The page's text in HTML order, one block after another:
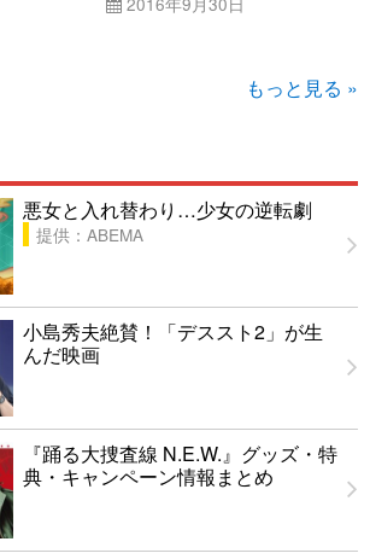
もっと見る »
悪女と入れ替わり…少女の逆転劇
提供：ABEMA
小島秀夫絶賛！「デススト2」が生
んだ映画
『踊る大捜査線 N.E.W.』グッズ・特
典・キャンペーン情報まとめ